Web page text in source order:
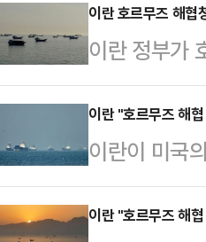
나인 해상 안
이란 대표단
과 선박 통항
상 질서 유지
로 전해졌다.
가다. 양…
이란 호르무즈 해협
이란 정부가
해협청
다.타임스오
엑스(X·옛
군의 발표에
“통항 허가
이란 "호르무즈 해
이란이 미국
군을 통합 지
체를 통해 "
이란 "호르무즈 해